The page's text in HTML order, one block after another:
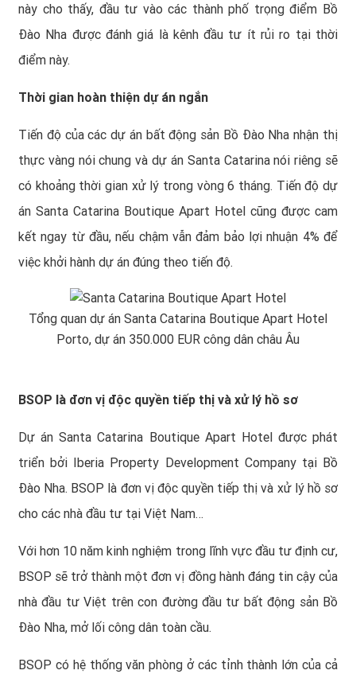
này cho thấy, đầu tư vào các thành phố trọng điểm Bồ
Đào Nha được đánh giá là kênh đầu tư ít rủi ro tại thời
điểm này.
Thời gian hoàn thiện dự án ngắn
Tiến độ của các dự án bất động sản Bồ Đào Nha nhận thị
thực vàng nói chung và dự án Santa Catarina nói riêng sẽ
có khoảng thời gian xử lý trong vòng 6 tháng. Tiến độ dự
án Santa Catarina Boutique Apart Hotel cũng được cam
kết ngay từ đầu, nếu chậm vẫn đảm bảo lợi nhuận 4% để
việc khởi hành dự án đúng theo tiến độ.
Tổng quan dự án Santa Catarina Boutique Apart Hotel
Porto, dự án 350.000 EUR công dân châu Âu
BSOP là đơn vị độc quyền tiếp thị và xử lý hồ sơ
Dự án Santa Catarina Boutique Apart Hotel được phát
triển bởi Iberia Property Development Company tại Bồ
Đào Nha. BSOP là đơn vị độc quyền tiếp thị và xử lý hồ sơ
cho các nhà đầu tư tại Việt Nam…
Với hơn 10 năm kinh nghiệm trong lĩnh vực đầu tư định cư,
BSOP sẽ trở thành một đơn vị đồng hành đáng tin cậy của
nhà đầu tư Việt trên con đường đầu tư bất động sản Bồ
Đào Nha, mở lối công dân toàn cầu.
BSOP có hệ thống văn phòng ở các tỉnh thành lớn của cả